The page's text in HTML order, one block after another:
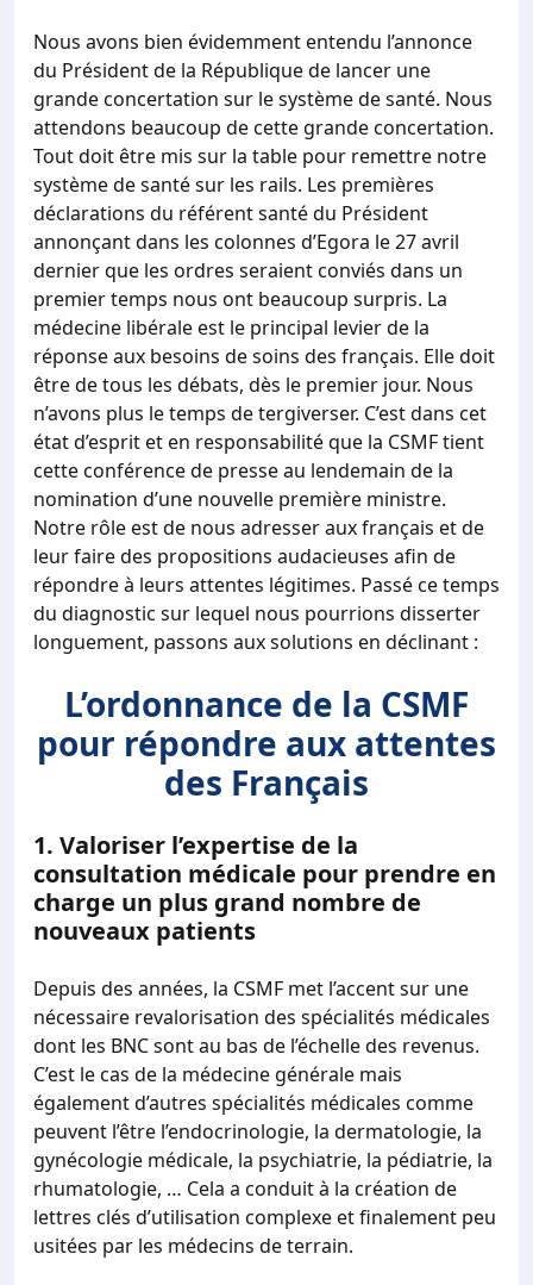
Nous avons bien évidemment entendu l’annonce
du Président de la République de lancer une
grande concertation sur le système de santé. Nous
attendons beaucoup de cette grande concertation.
Tout doit être mis sur la table pour remettre notre
système de santé sur les rails. Les premières
déclarations du référent santé du Président
annonçant dans les colonnes d’Egora le 27 avril
dernier que les ordres seraient conviés dans un
premier temps nous ont beaucoup surpris. La
médecine libérale est le principal levier de la
réponse aux besoins de soins des français. Elle doit
être de tous les débats, dès le premier jour. Nous
n’avons plus le temps de tergiverser. C’est dans cet
état d’esprit et en responsabilité que la CSMF tient
cette conférence de presse au lendemain de la
nomination d’une nouvelle première ministre.
Notre rôle est de nous adresser aux français et de
leur faire des propositions audacieuses afin de
répondre à leurs attentes légitimes. Passé ce temps
du diagnostic sur lequel nous pourrions disserter
longuement, passons aux solutions en déclinant :
L’ordonnance de la CSMF
pour répondre aux attentes
des Français
1. Valoriser l’expertise de la
consultation médicale pour prendre en
charge un plus grand nombre de
nouveaux patients
Depuis des années, la CSMF met l’accent sur une
nécessaire revalorisation des spécialités médicales
dont les BNC sont au bas de l’échelle des revenus.
C’est le cas de la médecine générale mais
également d’autres spécialités médicales comme
peuvent l’être l’endocrinologie, la dermatologie, la
gynécologie médicale, la psychiatrie, la pédiatrie, la
rhumatologie, … Cela a conduit à la création de
lettres clés d’utilisation complexe et finalement peu
usitées par les médecins de terrain.